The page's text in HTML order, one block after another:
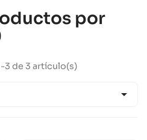
por
3 de 3 artículo(s)
